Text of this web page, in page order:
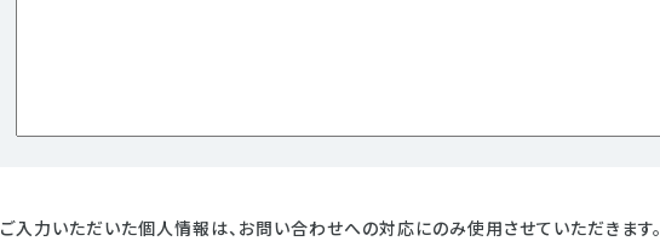
ご入力いただいた個人情報は、お問い合わせへの対応にのみ使用させていただきます。